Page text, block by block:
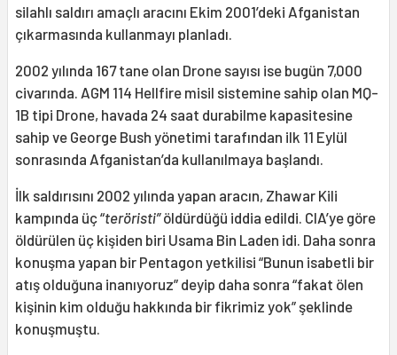
silahlı saldırı amaçlı aracını Ekim 2001’deki Afganistan
çıkarmasında kullanmayı planladı.
2002 yılında 167 tane olan Drone sayısı ise bugün 7,000
civarında. AGM 114 Hellfire misil sistemine sahip olan MQ-
1B tipi Drone, havada 24 saat durabilme kapasitesine
sahip ve George Bush yönetimi tarafından ilk 11 Eylül
sonrasında Afganistan’da kullanılmaya başlandı.
İlk saldırısını 2002 yılında yapan aracın, Zhawar Kili
kampında üç “teröristi”öldürdüğü iddia edildi. CIA’ye göre
öldürülen üç kişiden biri Usama Bin Laden idi. Daha sonra
konuşma yapan bir Pentagon yetkilisi “Bunun isabetli bir
atış olduğuna inanıyoruz” deyip daha sonra “fakat ölen
kişinin kim olduğu hakkında bir fikrimiz yok” şeklinde
konuşmuştu.